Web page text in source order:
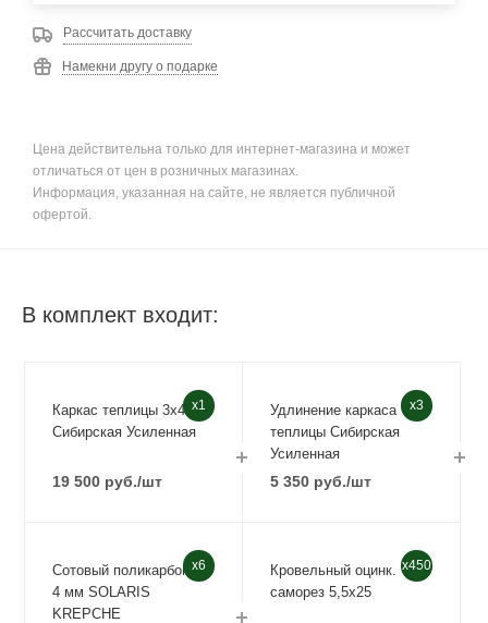
Рассчитать доставку
Намекни другу о подарке
Цена действительна только для интернет-магазина и может
отличаться от цен в розничных магазинах.
Информация, указанная на сайте, не является публичной
офертой.
В комплект входит:
x1
Каркас теплицы 3х4
Сибирская Усиленная
19 500руб./шт
x3
Удлинение каркаса
теплицы Сибирская
Усиленная
5 350 руб./шт
x6
Сотовый поликарбонат
4 мм SOLARIS
KREPCHE
x450
Кровельный оцинк.
саморез 5,5х25